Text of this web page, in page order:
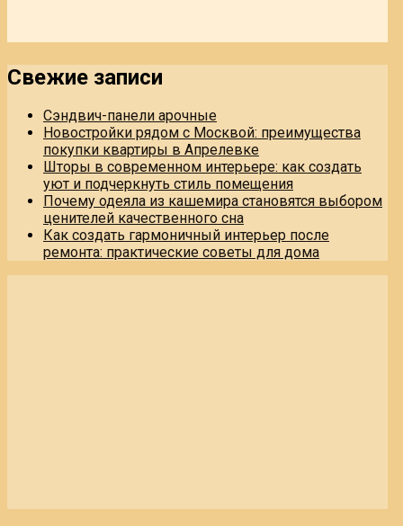
Свежие записи
Сэндвич-панели арочные
Новостройки рядом с Москвой: преимущества
покупки квартиры в Апрелевке
Шторы в современном интерьере: как создать
уют и подчеркнуть стиль помещения
Почему одеяла из кашемира становятся выбором
ценителей качественного сна
Как создать гармоничный интерьер после
ремонта: практические советы для дома